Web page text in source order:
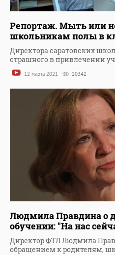
Репортаж. Мыть или
школьникам полы в
Директора саратовских
страшного в привлечении
12 марта 2021 20342
Людмила Правдина о
обучении: "На нас
Директор ФТЛ Людмила
обращением к родителям,